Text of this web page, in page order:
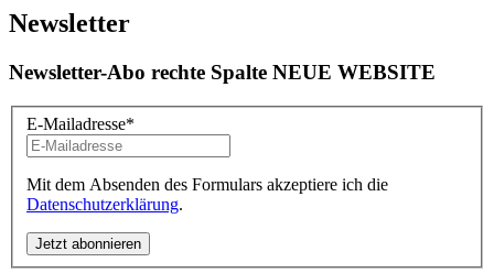
Newsletter
Newsletter-Abo rechte Spalte NEUE WEBSITE
E-Mailadresse*
Mit dem Absenden des Formulars akzeptiere ich die
Datenschutzerklärung.